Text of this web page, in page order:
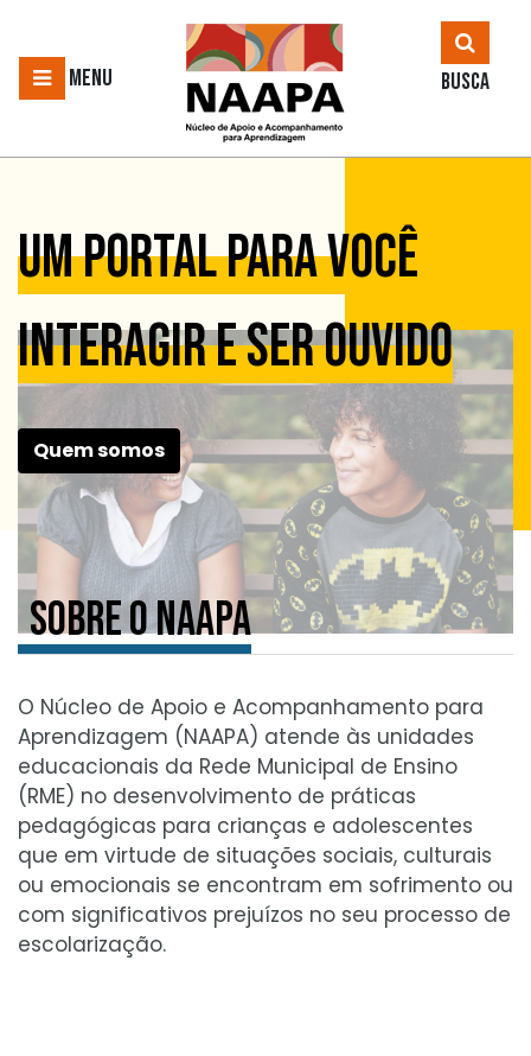
MENU BUSCA
Um portal para você
interagir e ser ouvido
Quem somos
SOBRE O NAAPA
O Núcleo de Apoio e Acompanhamento para
Aprendizagem (NAAPA) atende às unidades
educacionais da Rede Municipal de Ensino
(RME) no desenvolvimento de práticas
pedagógicas para crianças e adolescentes
que em virtude de situações sociais, culturais
ou emocionais se encontram em sofrimento ou
com significativos prejuízos no seu processo de
escolarização.